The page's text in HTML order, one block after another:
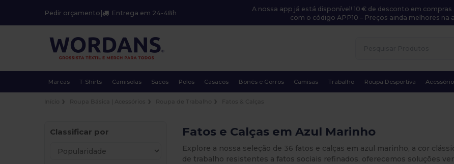
Pedir orçamento | Entrega em 24-48h
A nossa app já está disponível! 10 € de desconto em
com o código APP10 – Preços ainda melhores na
Marcas T-Shirts Camisolas Sacos Polos Casacos Bonés e Gorros Camisas Trabalho Roupa Desportiva
Classificar por Fatos e Calças em Azul Marinho
Explore a nossa seleção de 36 fatos e calças em azul marinho, a cor
de trabalho resistentes a fatos sociais refinados, oferecemos soluções